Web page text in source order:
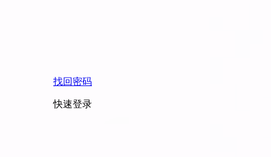
找回密码
快速登录